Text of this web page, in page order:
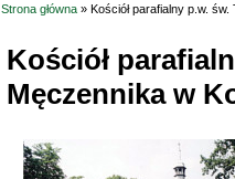
Strona główna » Kościół parafialny p.w.
Kościół
Męczennika w